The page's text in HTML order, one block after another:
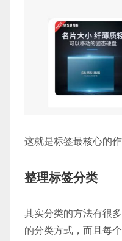
这就是标签最核心的作
整理标签分类
其实分类的方法有很
的分类方式，而且每